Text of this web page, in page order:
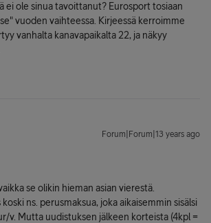
ei ole sinua tavoittanut? Eurosport tosiaan
vuoden vaihteessa. Kirjeessä kerroimme
vanhalta kanavapaikalta 22, ja näkyy
Forum|Forum|13 years ago
se olikin hieman asian vierestä.
ns. perusmaksua, joka aikaisemmin sisälsi
v. Mutta uudistuksen jälkeen korteista (4kpl =